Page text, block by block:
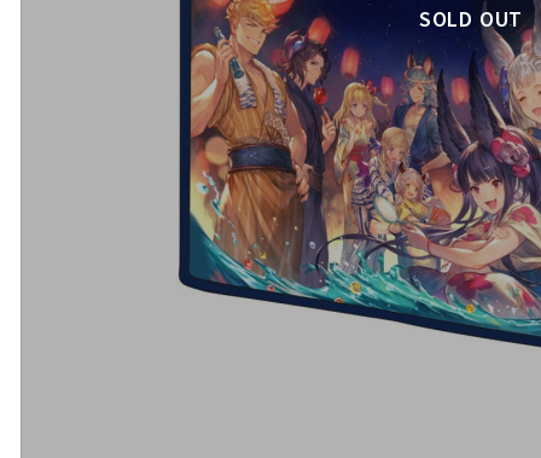
SOLD OUT